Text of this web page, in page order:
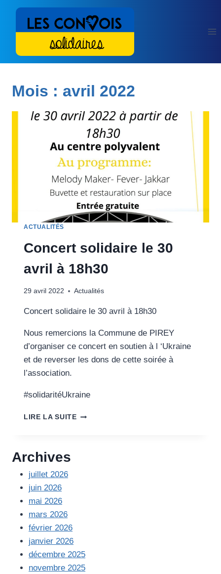
contenu
Mois : avril 2022
ACTUALITÉS
Concert solidaire le 30
avril à 18h30
29 avril 2022 Actualités
Concert solidaire le 30 avril à 18h30
Nous remercions la Commune de PIREY
d’organiser ce concert en soutien à l ‘Ukraine
et de reverser les dons de cette soirée à
l’association.
#solidaritéUkraine
LIRE LA SUITECONCERT
Archives
juillet 2026
juin 2026
mai 2026
mars 2026
février 2026
janvier 2026
décembre 2025
novembre 2025